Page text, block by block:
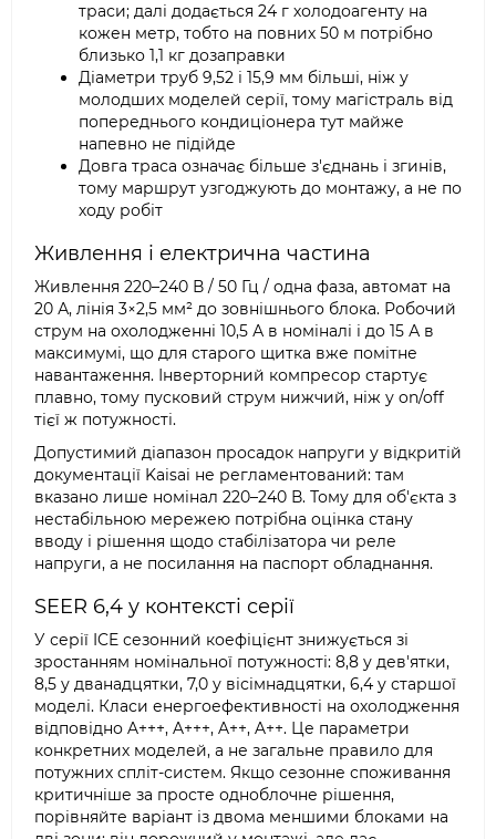
траси; далі додається 24 г холодоагенту на
кожен метр, тобто на повних 50 м потрібно
близько 1,1 кг дозаправки
Діаметри труб 9,52 і 15,9 мм більші, ніж у
молодших моделей серії, тому магістраль від
попереднього кондиціонера тут майже
напевно не підійде
Довга траса означає більше з'єднань і згинів,
тому маршрут узгоджують до монтажу, а не по
ходу робіт
Живлення і електрична частина
Живлення 220–240 В / 50 Гц / одна фаза, автомат на
20 А, лінія 3×2,5 мм² до зовнішнього блока. Робочий
струм на охолодженні 10,5 А в номіналі і до 15 А в
максимумі, що для старого щитка вже помітне
навантаження. Інверторний компресор стартує
плавно, тому пусковий струм нижчий, ніж у on/off
тієї ж потужності.
Допустимий діапазон просадок напруги у відкритій
документації Kaisai не регламентований: там
вказано лише номінал 220–240 В. Тому для об'єкта з
нестабільною мережею потрібна оцінка стану
вводу і рішення щодо стабілізатора чи реле
напруги, а не посилання на паспорт обладнання.
SEER 6,4 у контексті серії
У серії ICE сезонний коефіцієнт знижується зі
зростанням номінальної потужності: 8,8 у дев'ятки,
8,5 у дванадцятки, 7,0 у вісімнадцятки, 6,4 у старшої
моделі. Класи енергоефективності на охолодження
відповідно A+++, A+++, A++, A++. Це параметри
конкретних моделей, а не загальне правило для
потужних спліт-систем. Якщо сезонне споживання
критичніше за просте одноблочне рішення,
порівняйте варіант із двома меншими блоками на